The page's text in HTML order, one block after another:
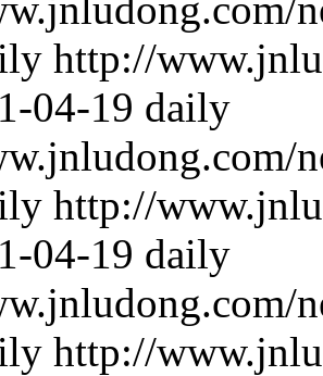
http://
04-19 daily
http://
04-19 daily
http://